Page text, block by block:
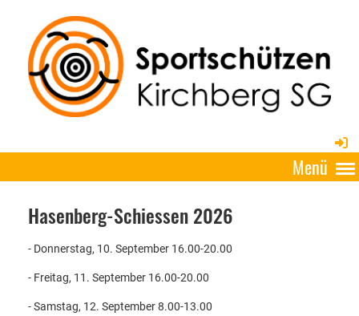
Menü
Hasenberg-Schiessen 2026
- Donnerstag, 10. September 16.00-20.00
- Freitag, 11. September 16.00-20.00
- Samstag, 12. September 8.00-13.00